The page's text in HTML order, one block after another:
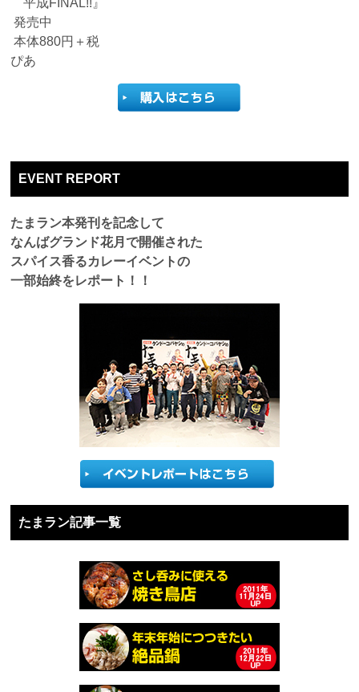
平成FINAL!!』
発売中
本体880円＋税
ぴあ
EVENT REPORT
たまラン本発刊を記念して
なんばグランド花月で開催された
スパイス香るカレーイベントの
一部始終をレポート！！
たまラン記事一覧